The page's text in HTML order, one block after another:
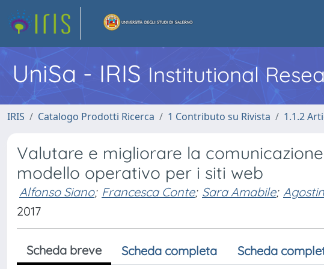
UniSa - IRIS Institutional
IRIS Catalogo Prodotti Ricerca 1 Contributo su Rivista 1.1.2
Valutare e migliorare la
modello operativo per i siti web
Alfonso Siano; Francesca Conte; Sara Amabile;
2017
Scheda breve Scheda completa Scheda